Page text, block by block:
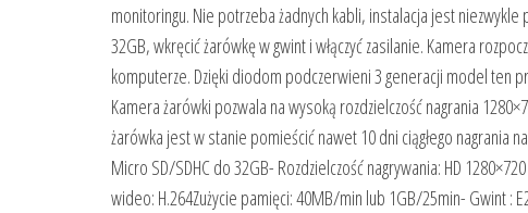
monitoringu. Nie potrzeba żadnych kabli, instalacja jest
32GB, wkręcić żarówkę w gwint i włączyć zasilanie. Kamera
komputerze. Dzięki diodom podczerwieni 3 generacji model ten
Kamera żarówki pozwala na wysoką rozdzielczość nagrania
żarówka jest w stanie pomieścić nawet 10 dni ciągłego nagrania
Micro SD/SDHC do 32GB- Rozdzielczość nagrywania: HD
wideo: H.264Zużycie pamięci: 40MB/min lub 1GB/25min- Gwint